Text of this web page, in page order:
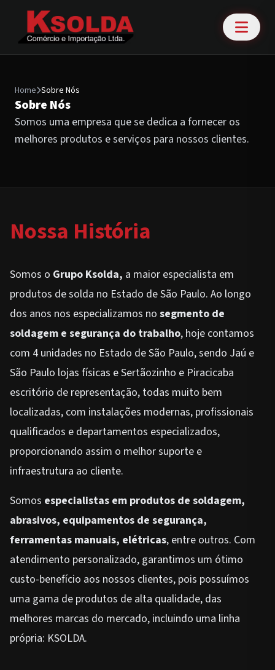
Home Sobre Nós
Sobre Nós
Somos uma empresa que se dedica a fornecer os
melhores produtos e serviços para nossos clientes.
Nossa História
Somos o Grupo Ksolda, a maior especialista em
produtos de solda no Estado de São Paulo. Ao longo
dos anos nos especializamos no segmento de
soldagem e segurança do trabalho, hoje contamos
com 4 unidades no Estado de São Paulo, sendo Jaú e
São Paulo lojas físicas e Sertãozinho e Piracicaba
escritório de representação, todas muito bem
localizadas, com instalações modernas, profissionais
qualificados e departamentos especializados,
proporcionando assim o melhor suporte e
infraestrutura ao cliente.
Somos especialistas em produtos de soldagem,
abrasivos, equipamentos de segurança,
ferramentas manuais, elétricas, entre outros. Com
atendimento personalizado, garantimos um ótimo
custo-benefício aos nossos clientes, pois possuímos
uma gama de produtos de alta qualidade, das
melhores marcas do mercado, incluindo uma linha
própria: KSOLDA.